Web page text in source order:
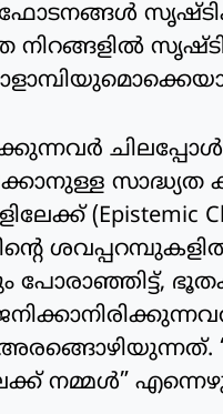
(Epistemic
പോരാഞ്ഞിട്ട്,
നമ്മൾ”